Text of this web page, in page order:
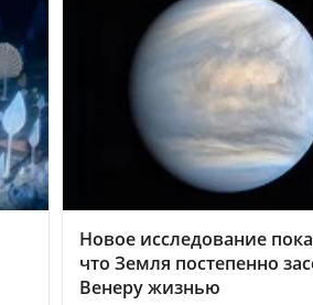
Новое исследование
что Земля постепенно
Венеру жизнью